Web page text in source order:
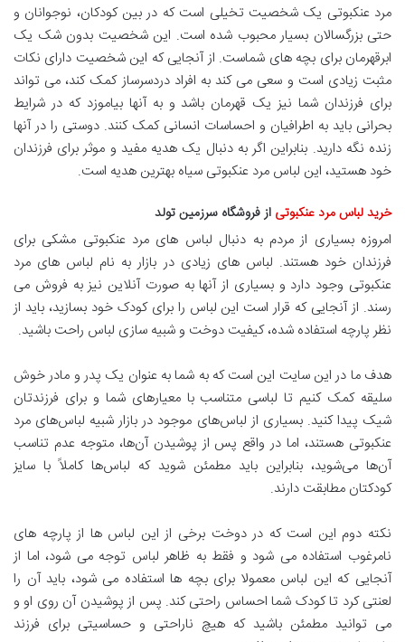
مرد عنکبوتی یک شخصیت تخیلی است که در بین کودکان، نوجوانان و
حتی بزرگسالان بسیار محبوب شده است. این شخصیت بدون شک یک
ابرقهرمان برای بچه های شماست. از آنجایی که این شخصیت دارای نکات
مثبت زیادی است و سعی می کند به افراد دردسرساز کمک کند، می تواند
برای فرزندان شما نیز یک قهرمان باشد و به آنها بیاموزد که در شرایط
بحرانی باید به اطرافیان و احساسات انسانی کمک کنند. دوستی را در آنها
زنده نگه دارید. بنابراین اگر به دنبال یک هدیه مفید و موثر برای فرزندان
خود هستید، این لباس مرد عنکبوتی سیاه بهترین هدیه است.
خرید لباس مرد عنکبوتی از فروشگاه سرزمین تولد
امروزه بسیاری از مردم به دنبال لباس های مرد عنکبوتی مشکی برای
فرزندان خود هستند. لباس های زیادی در بازار به نام لباس های مرد
عنکبوتی وجود دارد و بسیاری از آنها به صورت آنلاین نیز به فروش می
رسند. از آنجایی که قرار است این لباس را برای کودک خود بسازید، باید از
نظر پارچه استفاده شده، کیفیت دوخت و شبیه سازی لباس راحت باشید.
هدف ما در این سایت این است که به شما به عنوان یک پدر و مادر خوش
سلیقه کمک کنیم تا لباسی متناسب با معیارهای شما و برای فرزندتان
شیک پیدا کنید. بسیاری از لباس‌های موجود در بازار شبیه لباس‌های مرد
عنکبوتی هستند، اما در واقع پس از پوشیدن آن‌ها، متوجه عدم تناسب
آن‌ها می‌شوید، بنابراین باید مطمئن شوید که لباس‌ها کاملاً با سایز
کودکتان مطابقت دارند.
نکته دوم این است که در دوخت برخی از این لباس ها از پارچه های
نامرغوب استفاده می شود و فقط به ظاهر لباس توجه می شود، اما از
آنجایی که این لباس معمولا برای بچه ها استفاده می شود، باید آن را
لعنتی کرد تا کودک شما احساس راحتی کند. پس از پوشیدن آن روی او و
می توانید مطمئن باشید که هیچ ناراحتی و حساسیتی برای فرزند